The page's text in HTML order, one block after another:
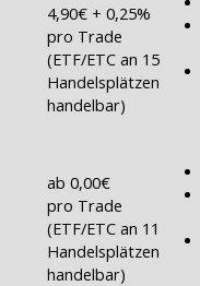
4,90€ + 0,25%
pro Trade
(ETF/ETC an 15
Handelsplätzen
handelbar)
ab 0,00€
pro Trade
(ETF/ETC an 11
Handelsplätzen
handelbar)